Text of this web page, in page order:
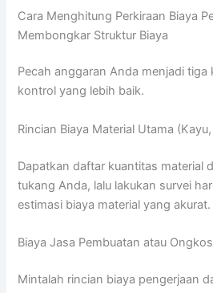
Cara Menghitung Perkiraan Biaya
Membongkar Struktur Biaya
Pecah anggaran Anda menjadi
kontrol yang lebih baik.
Rincian Biaya Material Utama
Dapatkan daftar kuantitas material
tukang Anda, lalu lakukan survei
estimasi biaya material yang akurat.
Biaya Jasa Pembuatan atau
Mintalah rincian biaya pengerjaan